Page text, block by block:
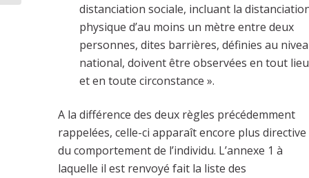
distanciation sociale, incluant la
physique d’au moins un mètre entre deux
personnes, dites barrières, définies au
national, doivent être observées en tout lieu
et en toute circonstance ».
A la différence des deux règles précédemment
rappelées, celle-ci apparaît encore plus directive
du comportement de l’individu. L’annexe 1 à
laquelle il est renvoyé fait la liste des